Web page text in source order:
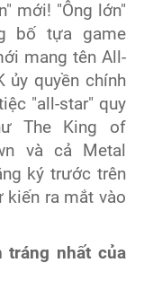
mới! "Ông lớn"
bố tựa game
mang tên All-
ủy quyền chính
"all-star" quy
The King of
và cả Metal
ký trước trên
kiến ra mắt vào
tráng nhất của